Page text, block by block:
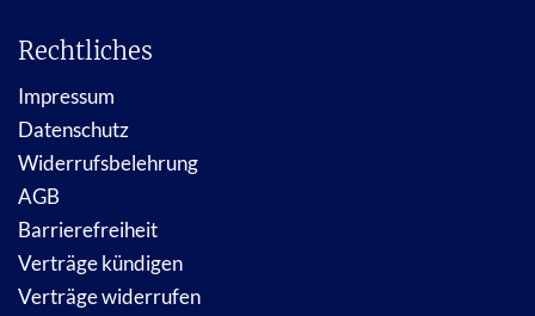
Rechtliches
Impressum
Datenschutz
Widerrufsbelehrung
AGB
Barrierefreiheit
Verträge kündigen
Verträge widerrufen